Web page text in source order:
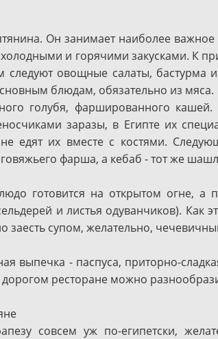
Он занимает наиболее
и горячими закусками. К
овощные салаты, бастурма
блюдам, обязательно из мяса.
голубя, фаршированного кашей.
заразы, в Египте их
едят их вместе с костями.
фарша, а кебаб - тот же
готовится на открытом огне, а
и листья одуванчиков). Как
заесть супом, желательно,
выпечка - паспуса, приторно-
ресторане можно
совсем уж по-египетски,